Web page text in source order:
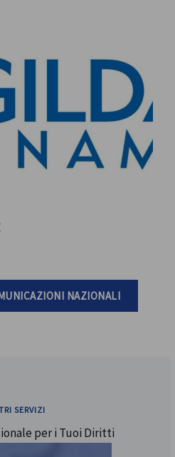
NAZIONALI
SERVIZI
per i Tuoi Diritti